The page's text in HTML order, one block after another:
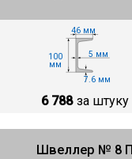
46 мм
100
мм
5 мм
7.6 мм
6 788 за штуку
Швеллер № 8 П